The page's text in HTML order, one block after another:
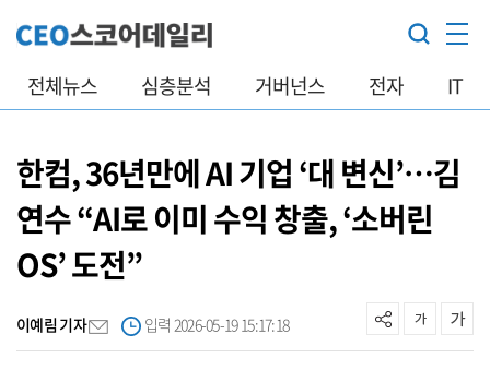
전체뉴스 심층분석 거버넌스 전자 IT
한컴, 36년만에 AI 기업 ‘대 변신’…김
연수 “AI로 이미 수익 창출, ‘소버린
OS’ 도전”
이예림 기자 입력 2026-05-19 15:17:18